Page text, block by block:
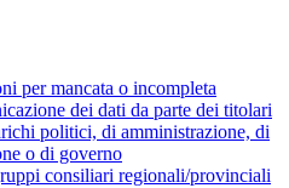
per mancata o incompleta
dei dati da parte dei titolari
politici, di amministrazione, di
o di governo
consiliari regionali/provinciali